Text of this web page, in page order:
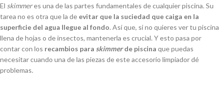
El skimmeres una de las partes fundamentales de cualquier piscina. Su
tarea no es otra que la de evitar que la suciedad que caiga en la
superficie del agua llegue al fondo. Así que, si no quieres ver tu piscina
llena de hojas o de insectos, mantenerla es crucial. Y esto pasa por
contar con los recambios para skimmerde piscina que puedas
necesitar cuando una de las piezas de este accesorio limpiador dé
problemas.